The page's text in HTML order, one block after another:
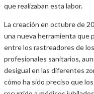
que realizaban esta labor.
La creación en octubre de
una nueva herramienta que
entre los rastreadores de
profesionales sanitarios,
desigual en las diferentes
cómo ha sido preciso que